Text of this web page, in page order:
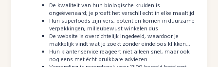
De kwaliteit van hun biologische kruiden is
ongeëvenaard; je proeft het verschil echt in elke maaltijd
Hun superfoods zijn vers, potent en komen in duurzame
verpakkingen; milieubewust winkelen dus
De website is overzichtelijk ingedeeld, waardoor je
makkelijk vindt wat je zoekt zonder eindeloos klikken…
Hun klantenservice reageert niet alleen snel, maar ook
nog eens met écht bruikbare adviezen